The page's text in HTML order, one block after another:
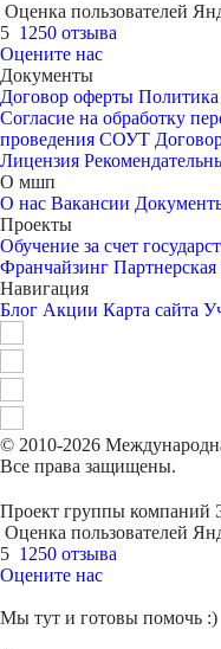
Оценка пользователей
5 1250 отзыва
Оцените нас
Документы
Договор оферты
Согласие на обработку
проведения СОУТ
Лицензия
О мшп
О нас Вакансии
Проекты
Обучение за счет
Франчайзинг
Навигация
Блог Акции Карта сайта
© 2010-2026
Все права защищены.
Проект группы компаний
Оценка пользователей
5 1250 отзыва
Оцените нас
Мы тут и готовы помочь :)